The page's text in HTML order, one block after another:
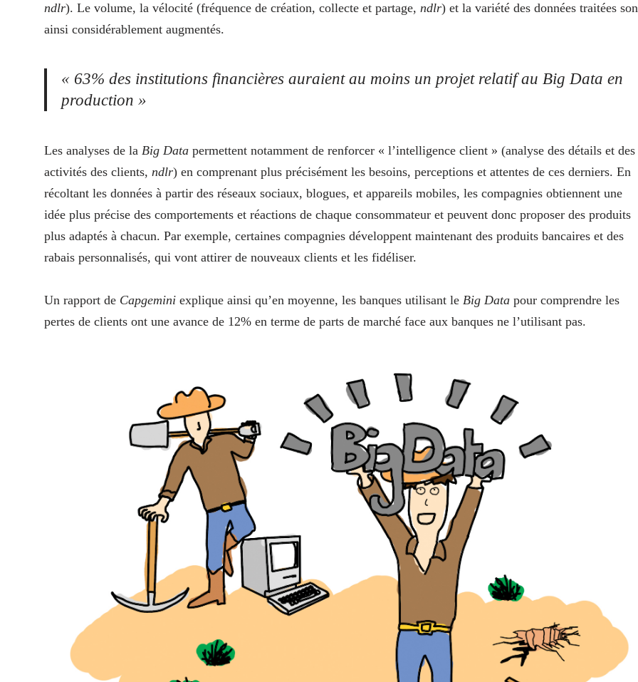
ndlr). Le volume, la vélocité (fréquence de création, collecte et partage, ndlr) et la variété des données traitées
ainsi considérablement augmentés.
« 63% des institutions financières auraient au moins un projet relatif au Big Data en
production »
Les analyses de la Big Data permettent notamment de renforcer « l’intelligence client » (analyse des détails et des
activités des clients, ndlr) en comprenant plus précisément les besoins, perceptions et attentes de ces derniers. En
récoltant les données à partir des réseaux sociaux, blogues, et appareils mobiles, les compagnies obtiennent une
idée plus précise des comportements et réactions de chaque consommateur et peuvent donc proposer des produits
plus adaptés à chacun. Par exemple, certaines compagnies développent maintenant des produits bancaires et des
rabais personnalisés, qui vont attirer de nouveaux clients et les fidéliser.
Un rapport de Capgemini explique ainsi qu’en moyenne, les banques utilisant le Big Data pour comprendre les
pertes de clients ont une avance de 12% en terme de parts de marché face aux banques ne l’utilisant pas.